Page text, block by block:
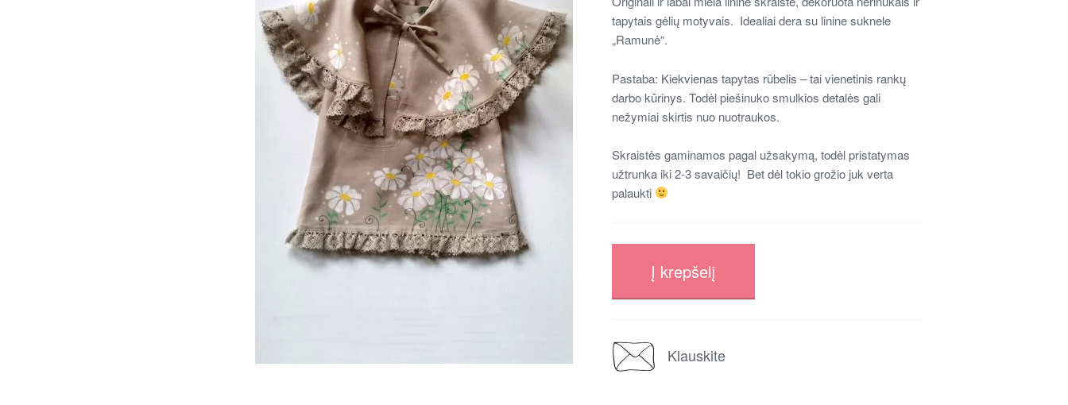
tapytais gėlių motyvais. Idealiai dera su linine suknele
„Ramunė“.
Pastaba: Kiekvienas tapytas rūbelis – tai vienetinis rankų
darbo kūrinys. Todėl piešinuko smulkios detalės gali
nežymiai skirtis nuo nuotraukos.
Skraistės gaminamos pagal užsakymą, todėl pristatymas
užtrunka iki 2-3 savaičių! Bet dėl tokio grožio juk verta
palaukti
Į krepšelį
Klauskite